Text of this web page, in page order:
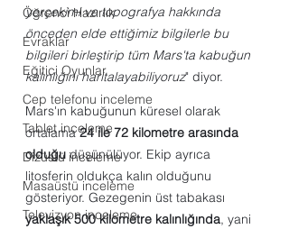
Öğrenci Hazırlık
Evraklar
Eğitici Oyunlar
Cep telefonu inceleme
Tablet inceleme
Dizüstü inceleme
Masaüstü inceleme
Televizyon inceleme
yerçekimi ve topografya hakkında
önceden elde ettiğimiz bilgilerle bu
bilgileri birleştirip tüm Mars'ta kabuğun
kalınlığını haritalayabiliyoruz" diyor.
Mars'ın kabuğunun küresel olarak
ortalama 24 ile 72 kilometre arasında
olduğu düşünülüyor. Ekip ayrıca
litosferin oldukça kalın olduğunu
gösteriyor. Gezegenin üst tabakası
yaklaşık 500 kilometre kalınlığında, yani